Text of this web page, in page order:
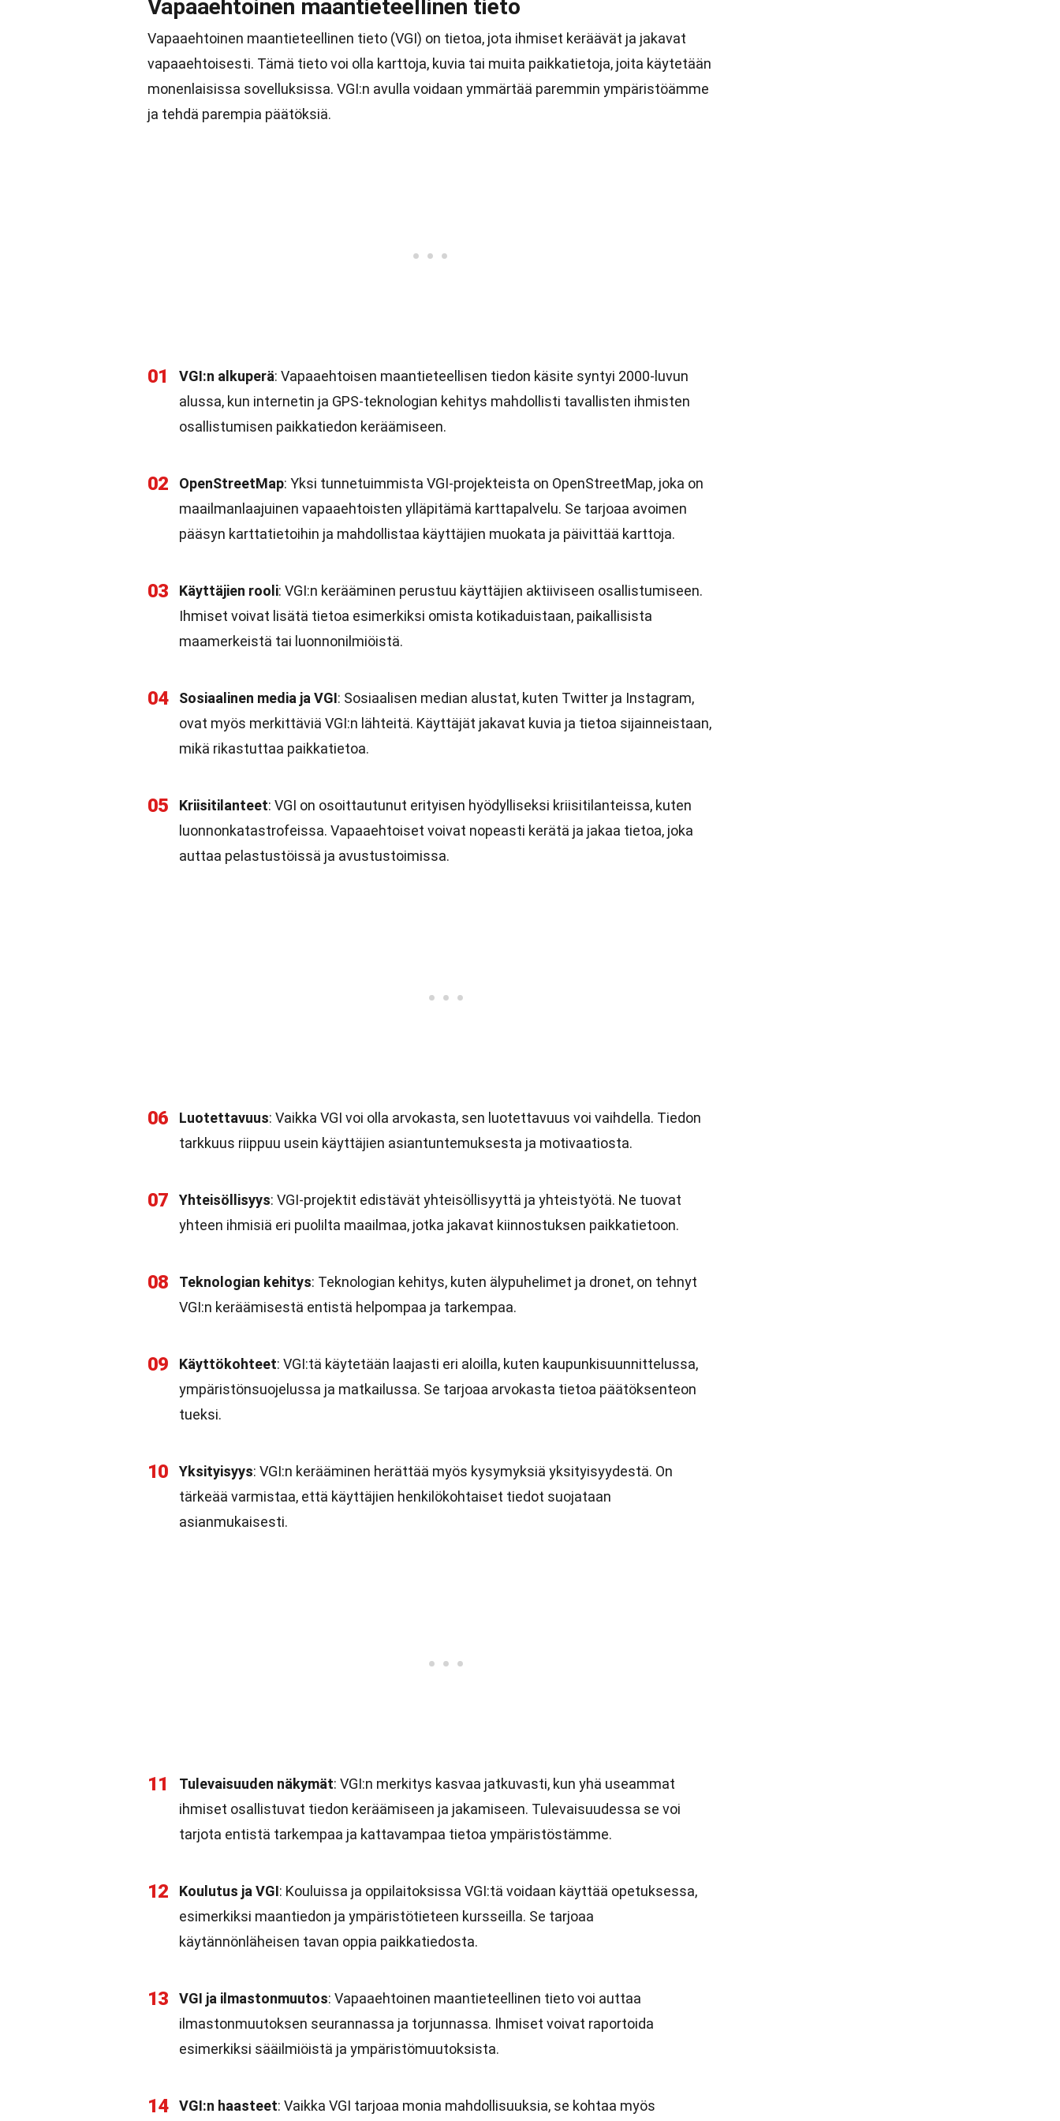
Vapaaehtoinen maantieteellinen tieto
Vapaaehtoinen maantieteellinen tieto (VGI) on tietoa, jota ihmiset keräävät ja jakavat
vapaaehtoisesti. Tämä tieto voi olla karttoja, kuvia tai muita paikkatietoja, joita käytetään
monenlaisissa sovelluksissa. VGI:n avulla voidaan ymmärtää paremmin ympäristöämme
ja tehdä parempia päätöksiä.
01 VGI:n alkuperä: Vapaaehtoisen maantieteellisen tiedon käsite syntyi 2000-luvun
alussa, kun internetin ja GPS-teknologian kehitys mahdollisti tavallisten ihmisten
osallistumisen paikkatiedon keräämiseen.
02 OpenStreetMap: Yksi tunnetuimmista VGI-projekteista on OpenStreetMap, joka on
maailmanlaajuinen vapaaehtoisten ylläpitämä karttapalvelu. Se tarjoaa avoimen
pääsyn karttatietoihin ja mahdollistaa käyttäjien muokata ja päivittää karttoja.
03 Käyttäjien rooli: VGI:n kerääminen perustuu käyttäjien aktiiviseen osallistumiseen.
Ihmiset voivat lisätä tietoa esimerkiksi omista kotikaduistaan, paikallisista
maamerkeistä tai luonnonilmiöistä.
04 Sosiaalinen media ja VGI: Sosiaalisen median alustat, kuten Twitter ja Instagram,
ovat myös merkittäviä VGI:n lähteitä. Käyttäjät jakavat kuvia ja tietoa sijainneistaan,
mikä rikastuttaa paikkatietoa.
05 Kriisitilanteet: VGI on osoittautunut erityisen hyödylliseksi kriisitilanteissa, kuten
luonnonkatastrofeissa. Vapaaehtoiset voivat nopeasti kerätä ja jakaa tietoa, joka
auttaa pelastustöissä ja avustustoimissa.
06 Luotettavuus: Vaikka VGI voi olla arvokasta, sen luotettavuus voi vaihdella. Tiedon
tarkkuus riippuu usein käyttäjien asiantuntemuksesta ja motivaatiosta.
07 Yhteisöllisyys: VGI-projektit edistävät yhteisöllisyyttä ja yhteistyötä. Ne tuovat
yhteen ihmisiä eri puolilta maailmaa, jotka jakavat kiinnostuksen paikkatietoon.
08 Teknologian kehitys: Teknologian kehitys, kuten älypuhelimet ja dronet, on tehnyt
VGI:n keräämisestä entistä helpompaa ja tarkempaa.
09 Käyttökohteet: VGI:tä käytetään laajasti eri aloilla, kuten kaupunkisuunnittelussa,
ympäristönsuojelussa ja matkailussa. Se tarjoaa arvokasta tietoa päätöksenteon
tueksi.
10 Yksityisyys: VGI:n kerääminen herättää myös kysymyksiä yksityisyydestä. On
tärkeää varmistaa, että käyttäjien henkilökohtaiset tiedot suojataan
asianmukaisesti.
11 Tulevaisuuden näkymät: VGI:n merkitys kasvaa jatkuvasti, kun yhä useammat
ihmiset osallistuvat tiedon keräämiseen ja jakamiseen. Tulevaisuudessa se voi
tarjota entistä tarkempaa ja kattavampaa tietoa ympäristöstämme.
12 Koulutus ja VGI: Kouluissa ja oppilaitoksissa VGI:tä voidaan käyttää opetuksessa,
esimerkiksi maantiedon ja ympäristötieteen kursseilla. Se tarjoaa
käytännönläheisen tavan oppia paikkatiedosta.
13 VGI ja ilmastonmuutos: Vapaaehtoinen maantieteellinen tieto voi auttaa
ilmastonmuutoksen seurannassa ja torjunnassa. Ihmiset voivat raportoida
esimerkiksi sääilmiöistä ja ympäristömuutoksista.
14 VGI:n haasteet: Vaikka VGI tarjoaa monia mahdollisuuksia, se kohtaa myös